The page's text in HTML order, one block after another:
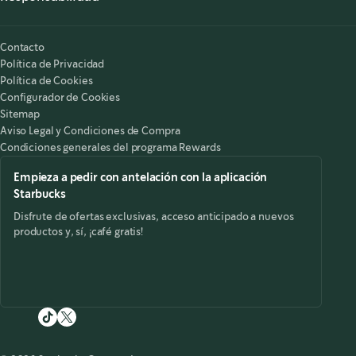
Contacto
Política de Privacidad
Política de Cookies
Configurador de Cookies
Sitemap
Aviso Legal y Condiciones de Compra
Condiciones generales del programa Rewards
Empieza a pedir con antelación con la aplicación
Starbucks
Disfrute de ofertas exclusivas, acceso anticipado a nuevos
productos y, sí, ¡café gratis!